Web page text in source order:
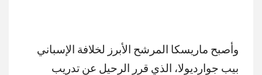
وأصبح ماريسكا المرشح الأبرز لخلافة الإسباني
بيب جوارديولا، الذي قرر الرحيل عن تدريب